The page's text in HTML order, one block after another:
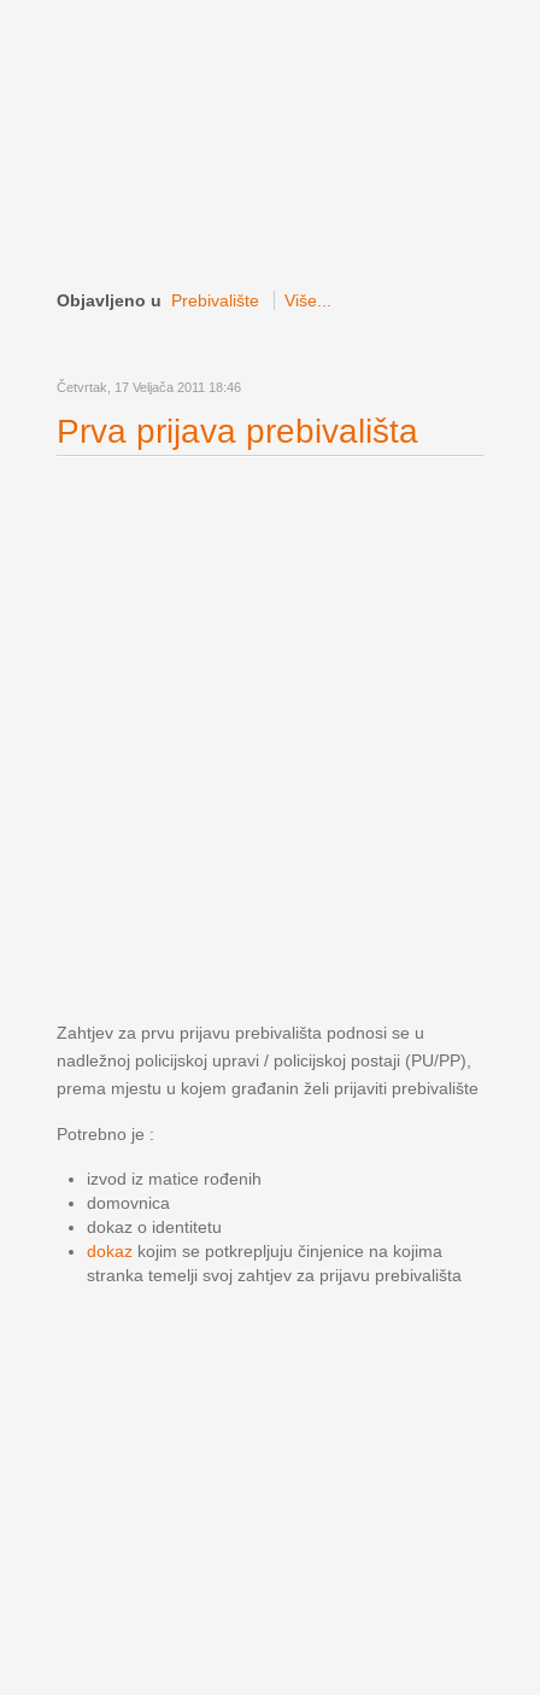
Objavljeno u Prebivalište Više...
Četvrtak, 17 Veljača 2011 18:46
Prva prijava prebivališta
Zahtjev za prvu prijavu prebivališta podnosi se u
nadležnoj policijskoj upravi / policijskoj postaji (PU/PP),
prema mjestu u kojem građanin želi prijaviti prebivalište
Potrebno je :
izvod iz matice rođenih
domovnica
dokaz o identitetu
dokazkojim se potkrepljuju činjenice na kojima
stranka temelji svoj zahtjev za prijavu prebivališta